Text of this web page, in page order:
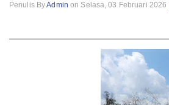
Penulis ByAdmin on Selasa, 03 Februari 2026 |